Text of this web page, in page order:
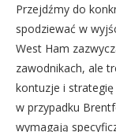
Przejdźmy do
spodziewać w
West Ham
zawodnikach, ale
kontuzje i
w przypadku
wymagają